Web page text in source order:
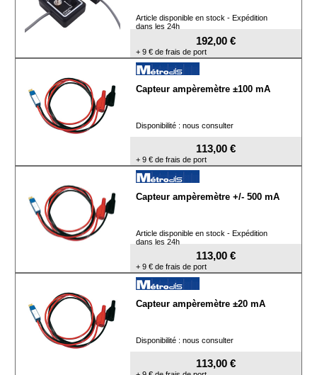
Article disponible en stock - Expédition
dans les 24h
192,00 €
+ 9 € de frais de port
Capteur ampèremètre ±100 mA
Disponibilité : nous consulter
113,00 €
+ 9 € de frais de port
Capteur ampèremètre +/- 500 mA
Article disponible en stock - Expédition
dans les 24h
113,00 €
+ 9 € de frais de port
Capteur ampèremètre ±20 mA
Disponibilité : nous consulter
113,00 €